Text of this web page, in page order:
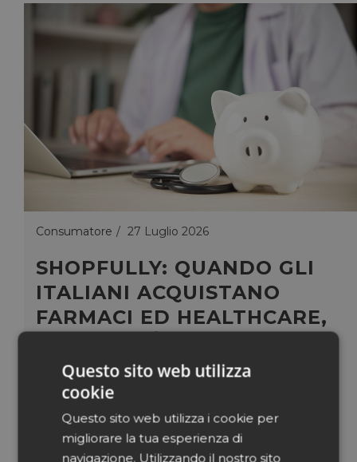
Consumatore 27 Luglio 2026
SHOPFULLY: QUANDO GLI
ITALIANI ACQUISTANO
FARMACI ED HEALTHCARE,
DEL PREZZO
fattore importante anche negli acquisti di
farmaci e prodotti per la salute. […]
Questo sito web utilizza
cookie
Questo sito web utilizza i cookie per
migliorare la tua esperienza di
navigazione. Utilizzando il nostro sito